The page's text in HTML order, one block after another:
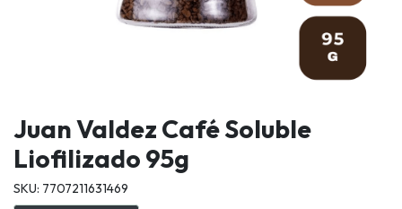
Juan Valdez Café Soluble
Liofilizado 95g
SKU: 7707211631469